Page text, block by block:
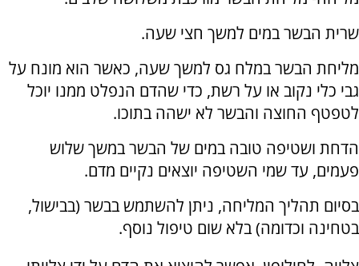
שרית הבשר במים למשך חצי שעה.
מליחת הבשר במלח גס למשך שעה, כאשר הוא מונח על
גבי כלי נקוב או על רשת, כדי שהדם הנפלט ממנו יוכל
לטפטף החוצה והבשר לא ישהה בתוכו.
הדחת ושטיפה טובה במים של הבשר במשך שלוש
פעמים, עד שמי השטיפה יוצאים נקיים מדם.
בסיום תהליך המליחה, ניתן להשתמש בבשר (בבישול,
בטחינה וכדומה) בלא שום טיפול נוסף.